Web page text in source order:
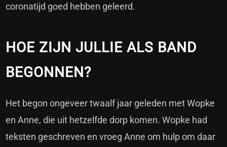
coronatijd goed hebben geleerd.
HOE ZIJN JULLIE ALS BAND
BEGONNEN?
Het begon ongeveer twaalf jaar geleden met Wopke
en Anne, die uit hetzelfde dorp komen. Wopke had
teksten geschreven en vroeg Anne om hulp om daar